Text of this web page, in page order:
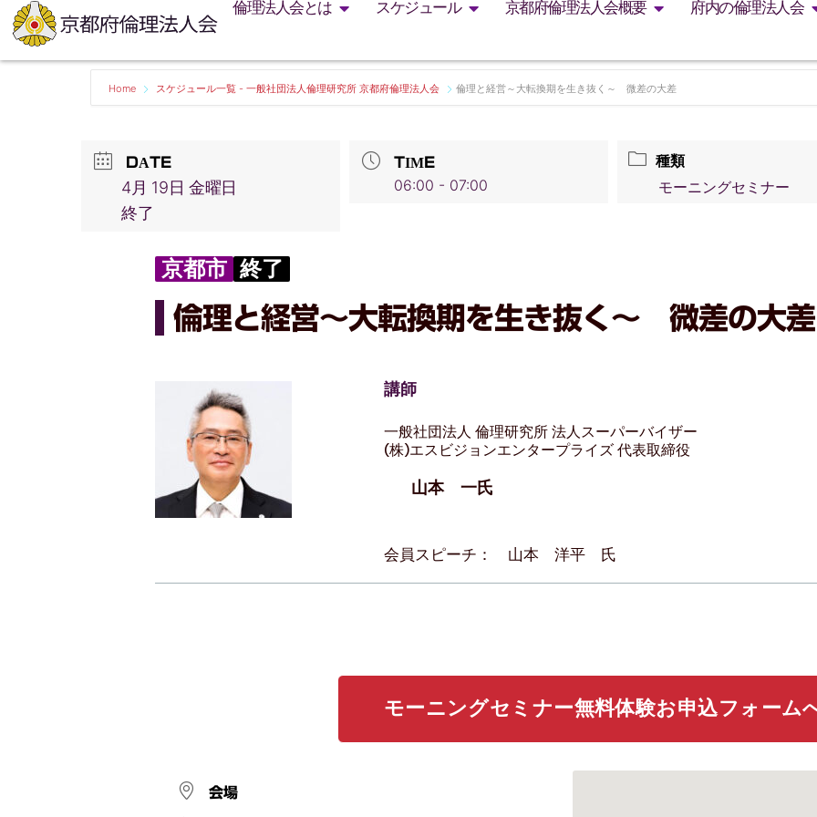
倫理法人会とは スケジュール 京都府倫理法人会概要 府内の倫理法人会
Home スケジュール一覧 - 一般社団法人倫理研究所 京都府倫理法人会 倫理と経営～大転換期を生き抜く～ 微差の大差
DATE
4月 19日 金曜日
終了
TIME
06:00 - 07:00
種類
モーニングセミナー
京都市 終了
倫理と経営～大転換期を生き抜く～ 微差の大差
講師
一般社団法人 倫理研究所 法人スーパーバイザー
(株)エスビジョンエンタープライズ 代表取締役
山本 一氏
会員スピーチ： 山本 洋平 氏
モーニングセミナー無料体験お申込フォーム
会場